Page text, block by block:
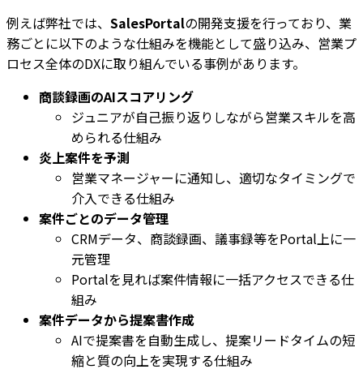
例えば弊社では、 SalesPortalの開発支援を行っており、業
務ごとに以下のような仕組みを機能として盛り込み、営業プ
ロセス全体のDXに取り組んでいる事例があります。
商談録画のAIスコアリング
ジュニアが自己振り返りしながら営業スキルを高
められる仕組み
炎上案件を予測
営業マネージャーに通知し、適切なタイミングで
介入できる仕組み
案件ごとのデータ管理
CRMデータ、商談録画、議事録等をPortal上に一
元管理
Portalを見れば案件情報に一括アクセスできる仕
組み
案件データから提案書作成
AIで提案書を自動生成し、提案リードタイムの短
縮と質の向上を実現する仕組み